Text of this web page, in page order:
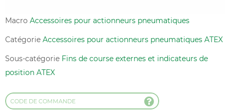
Macro Accessoires pour actionneurs pneumatiques
Catégorie Accessoires pour actionneurs pneumatiques ATEX
Sous-catégorie Fins de course externes et indicateurs de
position ATEX
CODE DE COMMANDE